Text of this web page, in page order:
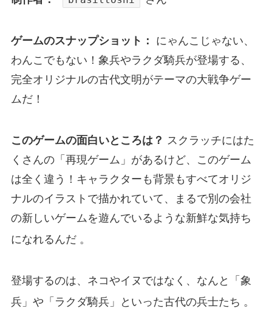
ゲームのスナップショット：
にゃんこじゃない、
わんこでもない！象兵やラクダ騎兵が登場する、
完全オリジナルの古代文明がテーマの大戦争ゲー
ムだ！
このゲームの面白いところは？ スクラッチにはた
くさんの「再現ゲーム」があるけど、このゲーム
は全く違う！キャラクターも背景もすべてオリジ
ナルのイラストで描かれていて、まるで別の会社
の新しいゲームを遊んでいるような新鮮な気持ち
になれるんだ 。
登場するのは、ネコやイヌではなく、なんと「象
兵」や「ラクダ騎兵」といった古代の兵士たち 。